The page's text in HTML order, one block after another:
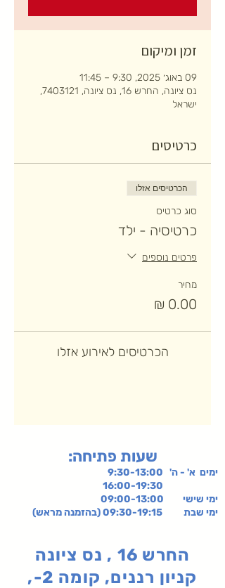
זמן ומיקום
09 באוג׳ 2025, 9:30 – 11:45
נס ציונה, החרש 16, נס ציונה, 7403121,
ישראל
כרטיסים
הכרטיסים אזלו
סוג כרטיס
כרטיסיה - ילד
פרטים נוספים
מחיר
הכרטיסים לאירוע אזלו
:שעות פתיחה
ימים א' - ה' 9:30-13:00
ימי שישי 09:00-13:00
ימי שבת 09:30-19:15 (בהזמנה מראש)
החרש 16 , נס ציונה
קניון רננים, קומה 2-,